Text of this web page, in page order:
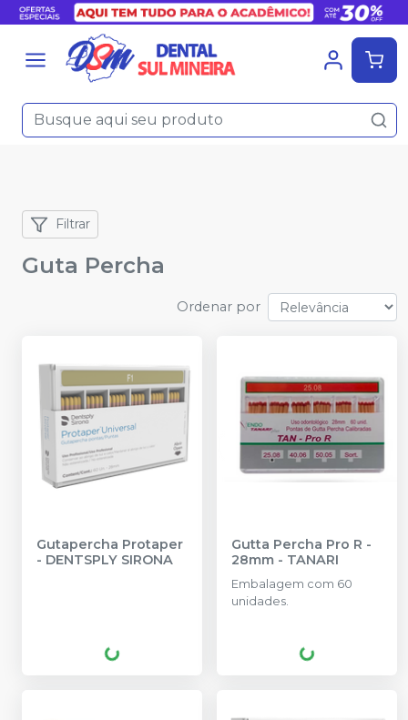
Filtrar
Guta Percha
Ordenar por
Gutapercha Protaper
- DENTSPLY SIRONA
Gutta Percha Pro R -
28mm - TANARI
Embalagem com 60
unidades.